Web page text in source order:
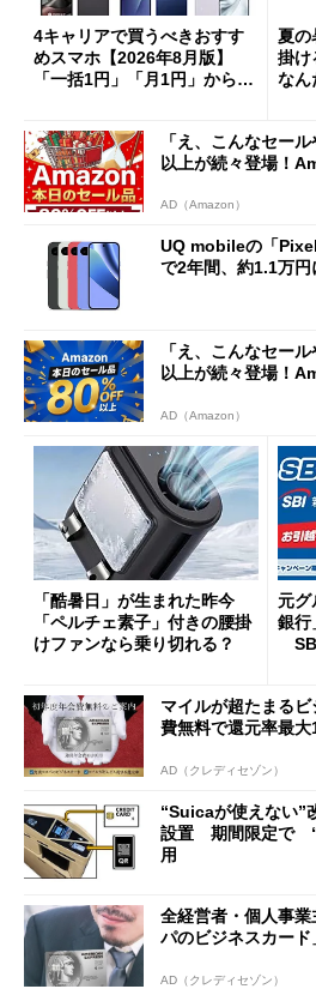
4キャリアで買うべきおすす
めスマホ【2026年8月版】
「一括1円」「月1円」からお
夏の
掛け
な
「え、こんなセー
以上が続々登場！
AD（Amazon）
UQ mobileの「
で2年間、約1.1万円
「え、こんなセー
以上が続々登場！
AD（Amazon）
「酷暑日」が生まれた昨今
「ペルチェ素子」付きの腰掛
けファンなら乗り切れる？
元グ
銀行
開催
マイルが超たまる
費無料で還元率最大
AD（クレディセゾン）
“Suicaが使えない”
設置 期間限定で “
用
全経営者・個人事
パのビジネスカード
AD（クレディセゾン）